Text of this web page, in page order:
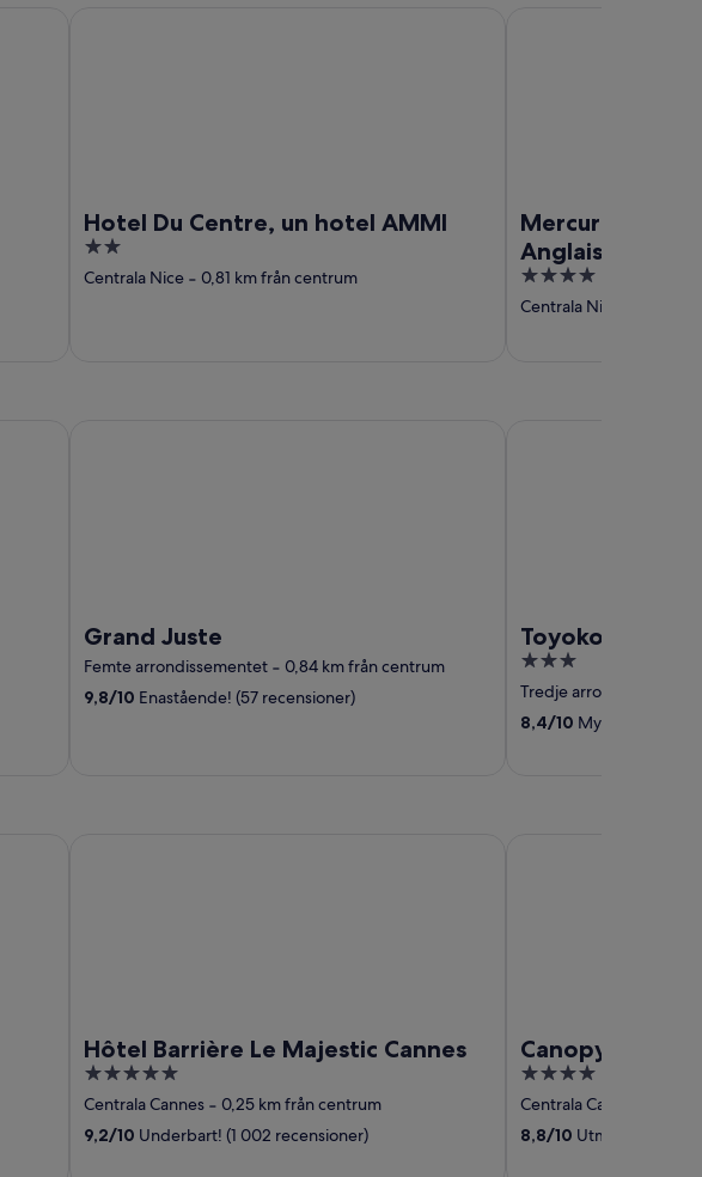
Hotel Du Centre, un hotel AMMI
2
out
Centrala Nice ‐ 0,81 km från centrum
Mercure Nice
Anglais
4
out
Centrala Nice
Grand Juste
Femte arrondissementet ‐ 0,84 km från centrum
9,8/10 Enastående! (57 recensioner)
Toyoko Inn
3
out
of
5
Tredje
8,4/10 Mycket bra! (1
Hôtel Barrière Le Majestic Cannes
5
out
of
Centrala Cannes ‐ 0,25 km från centrum
9,2/10 Underbart! (1 002 recensioner)
Canopy by
4
out
of
Centrala Cannes
8,8/10 Utmärkt! (267